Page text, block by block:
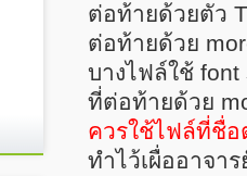
ต่อท้ายด้วยตัว
ต่อท้ายด้วย
บางไฟล์ใช้
ที่ต่อท้ายด้วย
ควรใช้ไฟล์ที่ชื่
ทำไว้เผื่ออาจา